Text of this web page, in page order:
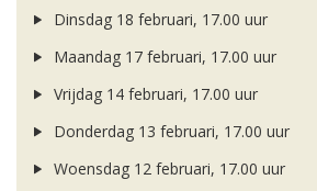
Dinsdag 18 februari, 17.00 uur
Maandag 17 februari, 17.00 uur
Vrijdag 14 februari, 17.00 uur
Donderdag 13 februari, 17.00 uur
Woensdag 12 februari, 17.00 uur